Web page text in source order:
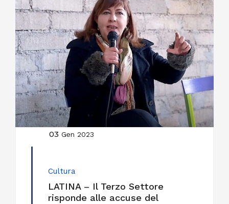
03 Gen 2023
Cultura
LATINA – Il Terzo Settore
risponde alle accuse del